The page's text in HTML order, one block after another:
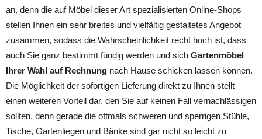
an, denn die auf Möbel dieser Art spezialisierten Online-Shops
stellen Ihnen ein sehr breites und vielfältig gestaltetes Angebot
zusammen, sodass die Wahrscheinlichkeit recht hoch ist, dass
auch Sie ganz bestimmt fündig werden und sich Gartenmöbel
Ihrer Wahl auf Rechnung nach Hause schicken lassen können.
Die Möglichkeit der sofortigen Lieferung direkt zu Ihnen stellt
einen weiteren Vorteil dar, den Sie auf keinen Fall vernachlässigen
sollten, denn gerade die oftmals schweren und sperrigen Stühle,
Tische, Gartenliegen und Bänke sind gar nicht so leicht zu